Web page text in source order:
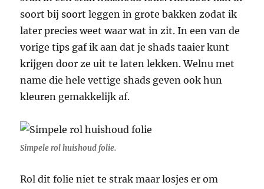
soort bij soort leggen in grote bakken zodat ik
later precies weet waar wat in zit. In een van de
vorige tips gaf ik aan dat je shads taaier kunt
krijgen door ze uit te laten lekken. Welnu met
name die hele vettige shads geven ook hun
kleuren gemakkelijk af.
Simpele rol huishoud folie.
Rol dit folie niet te strak maar losjes er om